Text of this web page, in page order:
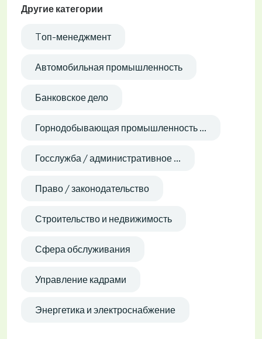
Другие категории
Tоп-менеджмент
Автомобильная промышленность
Банковское дело
Горнодобывающая промышленность ...
Госслужба / административное ...
Право / законодательство
Строительство и недвижимость
Сфера обслуживания
Управление кадрами
Энергетика и электроснабжение